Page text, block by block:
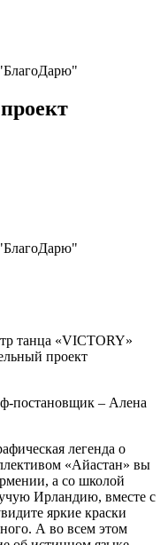
танца «VICTORY»
проект
постановщик – Алена
легенда о
«Айастан» вы
а со школой
Ирландию, вместе с
яркие краски
А во всем этом